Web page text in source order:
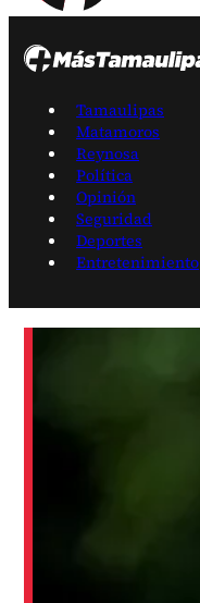
Tamaulipas
Matamoros
Reynosa
Política
Opinión
Seguridad
Deportes
Entretenimiento